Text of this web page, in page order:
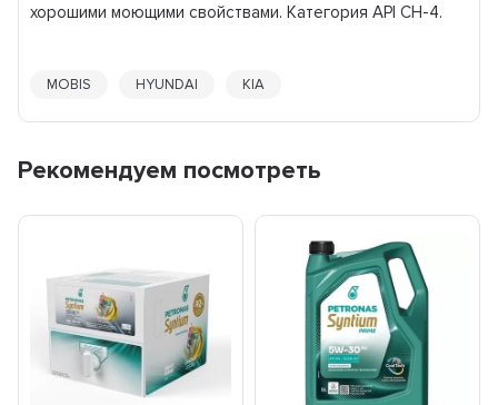
хорошими моющими свойствами. Категория API CH-4.
MOBIS HYUNDAI KIA
Рекомендуем посмотреть